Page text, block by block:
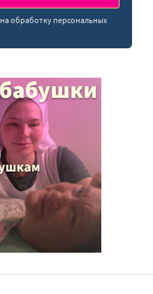
на обработку персональных